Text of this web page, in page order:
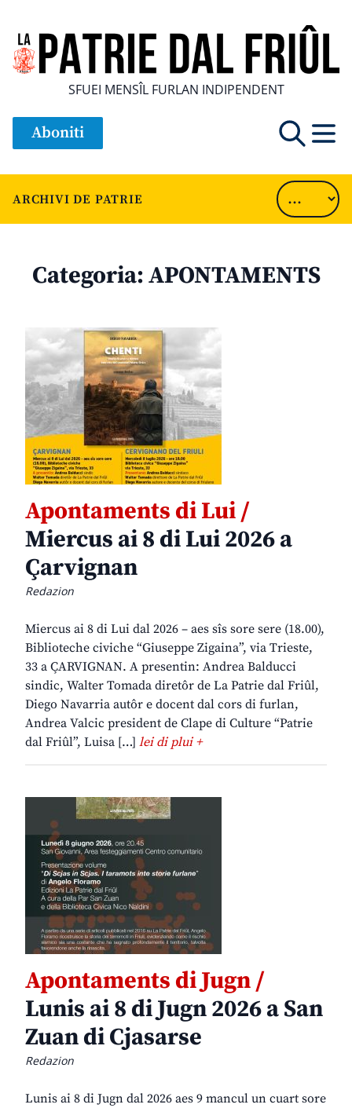
SFUEI MENSÎL FURLAN INDIPENDENT
Aboniti
ARCHIVI DE PATRIE
Categoria:APONTAMENTS
Apontaments di Lui /
Miercus ai 8 di Lui 2026 a
Çarvignan
Redazion
Miercus ai 8 di Lui dal 2026 – aes sîs sore sere (18.00),
Biblioteche civiche “Giuseppe Zigaina”, via Trieste,
33 a ÇARVIGNAN. A presentin: Andrea Balducci
sindic, Walter Tomada diretôr de La Patrie dal Friûl,
Diego Navarria autôr e docent dal cors di furlan,
Andrea Valcic president de Clape di Culture “Patrie
dal Friûl”, Luisa […] lei di plui +
Apontaments di Jugn /
Lunis ai 8 di Jugn 2026 a San
Zuan di Cjasarse
Redazion
Lunis ai 8 di Jugn dal 2026 aes 9 mancul un cuart sore